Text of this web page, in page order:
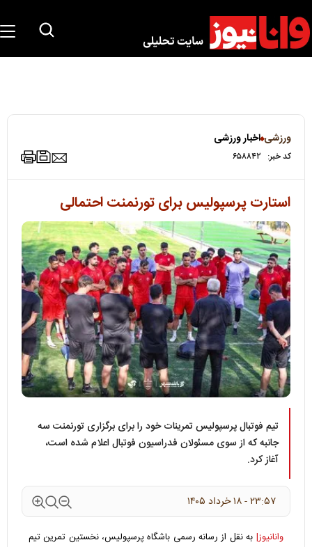
ورزشی اخبار ورزشی
کد خبر: ۶۵۸۸۴۲
استارت پرسپولیس برای تورنمنت احتمالی
تیم فوتبال پرسپولیس تمرینات خود را برای برگزاری تورنمنت سه
جانبه که از سوی مسئولان فدراسیون فوتبال اعلام شده است،
آغاز کرد.
۲۳:۵۷ - ۱۸ خرداد ۱۴۰۵
وانانیوز| به نقل از رسانه رسمی باشگاه پرسپولیس، نخستین تمرین تیم